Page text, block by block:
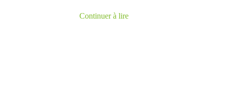
Continuer à lire